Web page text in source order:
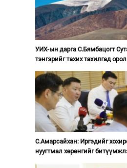
УИХ-ын дарга С.Бямбацогт
тэнгэрийг тахих тахилгад
С.Амарсайхан: Иргэдийг
нуугтмал хөрөнгийг